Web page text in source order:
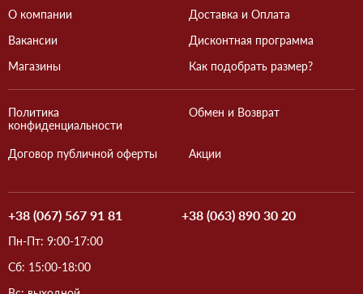
О компании
Вакансии
Магазины
Доставка и Оплата
Дисконтная программа
Как подобрать размер?
Политика
конфиденциальности
Договор публичной оферты
Обмен и Возврат
Акции
+38 (067) 567 91 81 +38 (063) 890 30 20
Пн-Пт: 9:00-17:00
Сб: 15:00-18:00